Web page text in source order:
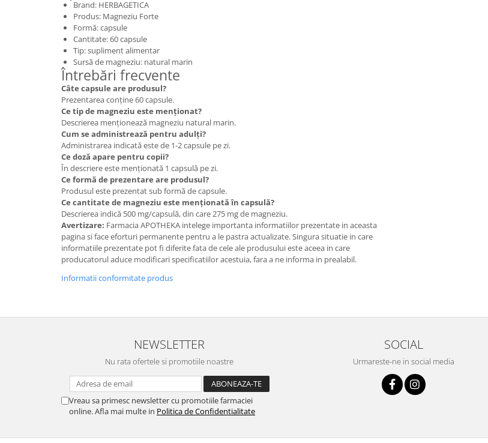
Brand: HERBAGETICA
Produs: Magneziu Forte
Formă: capsule
Cantitate: 60 capsule
Tip: supliment alimentar
Sursă de magneziu: natural marin
Întrebări frecvente
Câte capsule are produsul?
Prezentarea conține 60 capsule.
Ce tip de magneziu este menționat?
Descrierea menționează magneziu natural marin.
Cum se administrează pentru adulți?
Administrarea indicată este de 1-2 capsule pe zi.
Ce doză apare pentru copii?
În descriere este menționată 1 capsulă pe zi.
Ce formă de prezentare are produsul?
Produsul este prezentat sub formă de capsule.
Ce cantitate de magneziu este menționată în capsulă?
Descrierea indică 500 mg/capsulă, din care 275 mg de magneziu.
Avertizare: Farmacia APOTHEKA intelege importanta informatiilor prezentate in aceasta
pagina si face eforturi permanente pentru a le pastra actualizate. Singura situatie in care
informatiile prezentate pot fi diferite fata de cele ale produsului este aceea in care
producatorul aduce modificari specificatiilor acestuia, fara a ne informa in prealabil.
Informatii conformitate produs
NEWSLETTER
Nu rata ofertele si promotiile noastre
Vreau sa primesc newsletter cu promotiile farmaciei
online. Afla mai multe in Politica de Confidentialitate
SOCIAL
Urmareste-ne in social media